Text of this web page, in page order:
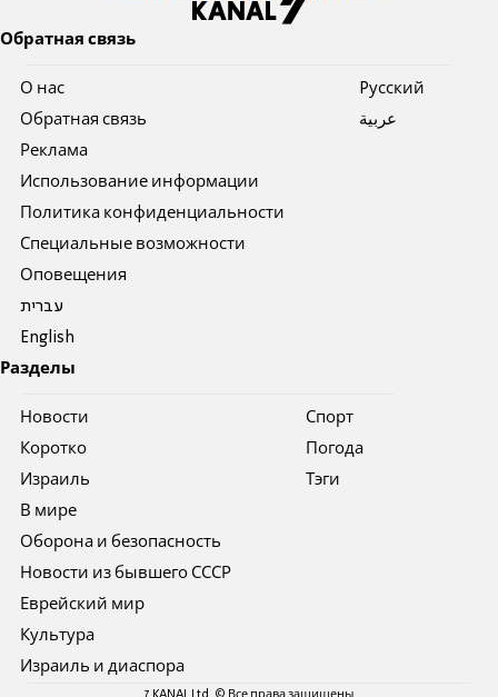
Обратная связь
О нас
Обратная связь
Реклама
Использование информации
Политика конфиденциальности
Специальные возможности
Оповещения
עברית
English
Pусский
عربية
Разделы
Новости
Коротко
Израиль
В мире
Оборона и безопасность
Новости из бывшего СССР
Еврейский мир
Культура
Израиль и диаспора
Спорт
Погода
Тэги